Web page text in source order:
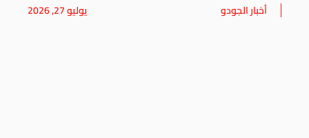
أخبار الجودو يوليو 27, 2026